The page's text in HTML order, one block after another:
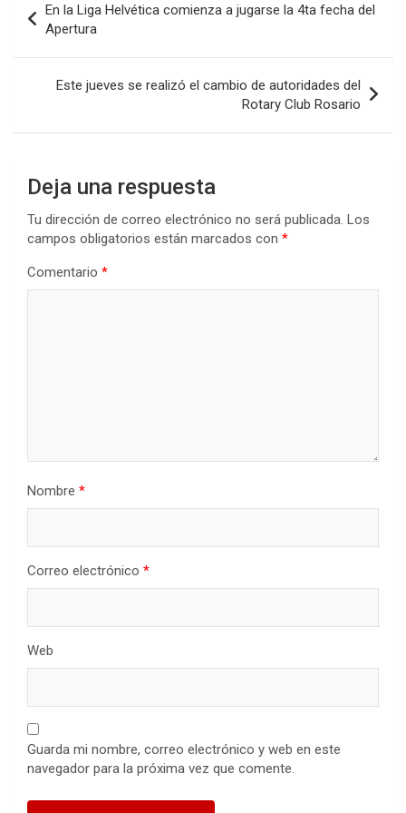
o
o
k
A
p
p
n
ar
tir
de
entradas
En la Liga Helvética comienza a jugarse la 4ta fecha del
Apertura
Este jueves se realizó el cambio de autoridades del
Rotary Club Rosario
Deja una respuesta
Tu dirección de correo electrónico no será publicada. Los
campos obligatorios están marcados con *
Comentario *
Nombre *
Correo electrónico *
Web
Guarda mi nombre, correo electrónico y web en este
navegador para la próxima vez que comente.